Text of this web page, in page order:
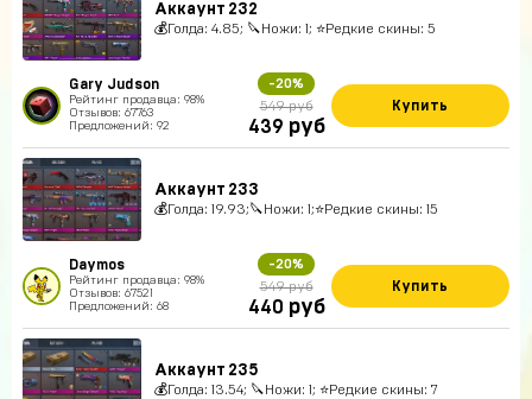
Аккаунт 232
💰Голда: 4.85; 🔪Ножи: 1; ⭐️Редкие скины: 5
Gary Judson
Рейтинг продавца: 98%
Отзывов: 67763
Предложений: 92
-20%
549 руб
439 руб
Купить
Аккаунт 233
💰Голда: 19.93;🔪Ножи: 1;⭐️Редкие скины: 15
Daymos
Рейтинг продавца: 98%
Отзывов: 67521
Предложений: 68
-20%
549 руб
440 руб
Купить
Аккаунт 235
💰Голда: 13.54; 🔪Ножи: 1; ⭐️Редкие скины: 7